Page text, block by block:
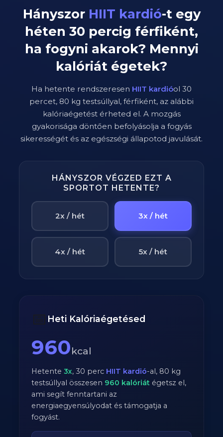
Hányszor HIIT kardió-t egy
héten 30 percig férfiként,
ha fogyni akarok? Mennyi
kalóriát égetek?
Ha hetente rendszeresen HIIT kardióol 30
percet, 80 kg testsúllyal, férfiként, az alábbi
kalóriaégetést érheted el. A mozgás
gyakorisága döntően befolyásolja a fogyás
sikerességét és az egészségi állapotod javulását.
HÁNYSZOR VÉGZED EZT A
SPORTOT HETENTE?
2x / hét 3x / hét
4x / hét 5x / hét
📅 Heti Kalóriaégetésed
960kcal
Hetente3x,30 perc HIIT kardió-al, 80 kg
testsúllyal összesen 960 kalóriát égetsz el,
ami segít fenntartani az
energiaegyensúlyodat és támogatja a
fogyást.